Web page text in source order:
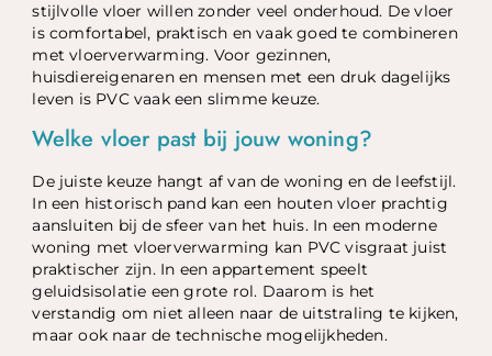
stijlvolle vloer willen zonder veel onderhoud. De vloer
is comfortabel, praktisch en vaak goed te combineren
met vloerverwarming. Voor gezinnen,
huisdiereigenaren en mensen met een druk dagelijks
leven is PVC vaak een slimme keuze.
Welke vloer past bij jouw woning?
De juiste keuze hangt af van de woning en de leefstijl.
In een historisch pand kan een houten vloer prachtig
aansluiten bij de sfeer van het huis. In een moderne
woning met vloerverwarming kan PVC visgraat juist
praktischer zijn. In een appartement speelt
geluidsisolatie een grote rol. Daarom is het
verstandig om niet alleen naar de uitstraling te kijken,
maar ook naar de technische mogelijkheden.